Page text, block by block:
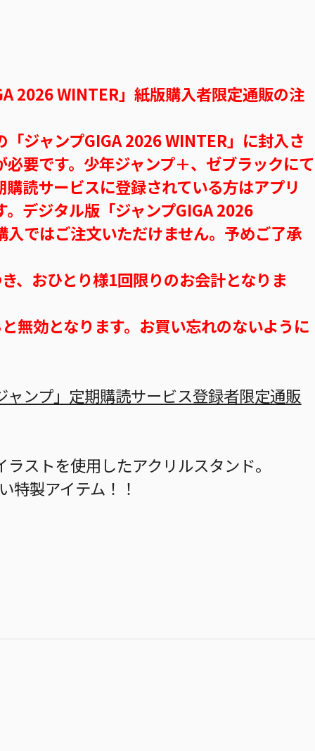
2026 WINTER」紙版購入者限定通販の注
ジャンプGIGA 2026 WINTER」に封入さ
要です。少年ジャンプ＋、ゼブラックにて
読サービスに登録されている方はアプリ
デジタル版「ジャンプGIGA 2026
ではご注文いただけません。予めご了承
、おひとり様1回限りのお会計となりま
無効となります。お買い忘れのないように
ンプ」定期購読サービス登録者限定通販
ストを使用したアクリルスタンド。
特製アイテム！！